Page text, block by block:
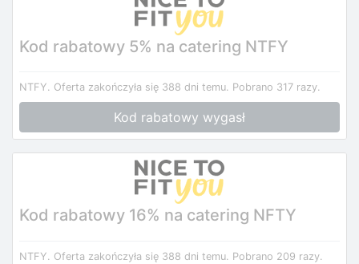
Kod rabatowy 5% na catering NTFY
NTFY. Oferta zakończyła się 388 dni temu. Pobrano 317 razy.
Kod rabatowy wygasł
Kod rabatowy 16% na catering NFTY
NTFY. Oferta zakończyła się 388 dni temu. Pobrano 209 razy.